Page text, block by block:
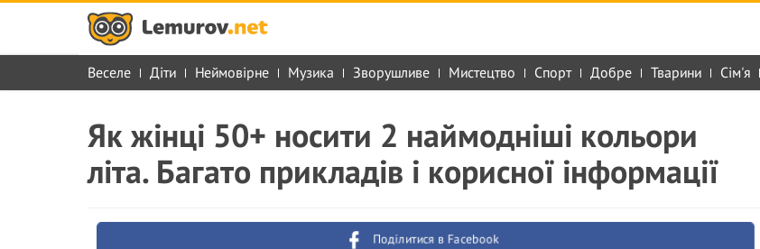
Веселе Діти Неймовірне Музика Зворушливе Мистецтво Спорт Добре Тварини Сім'я
Як жінці 50+ носити 2 наймодніші кольори
літа. Багато прикладів і корисної інформації
Поділитися в Facebook